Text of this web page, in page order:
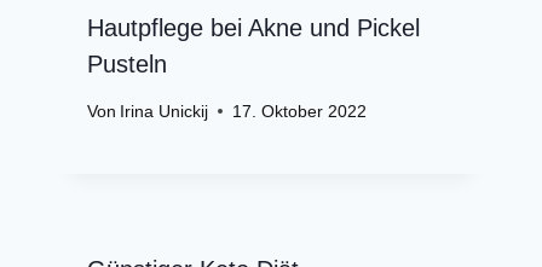
Hautpflege bei Akne und Pickel
Pusteln
Von Irina Unickij 17. Oktober 2022